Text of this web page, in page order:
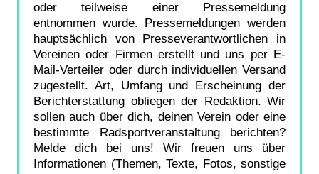
oder teilweise einer Pressemeldung
entnommen wurde. Pressemeldungen werden
hauptsächlich von Presseverantwortlichen in
Vereinen oder Firmen erstellt und uns per E-
Mail-Verteiler oder durch individuellen Versand
zugestellt. Art, Umfang und Erscheinung der
Berichterstattung obliegen der Redaktion. Wir
sollen auch über dich, deinen Verein oder eine
bestimmte Radsportveranstaltung berichten?
Melde dich bei uns! Wir freuen uns über
Informationen (Themen, Texte, Fotos, sonstige